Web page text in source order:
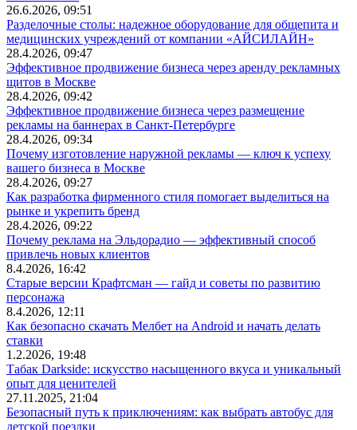
26.6.2026, 09:51
Разделочные столы: надежное оборудование для общепита и
медицинских учреждений от компании «АЙСИЛАЙН»
28.4.2026, 09:47
Эффективное продвижение бизнеса через аренду рекламных
щитов в Москве
28.4.2026, 09:42
Эффективное продвижение бизнеса через размещение
рекламы на баннерах в Санкт-Петербурге
28.4.2026, 09:34
Почему изготовление наружной рекламы — ключ к успеху
вашего бизнеса в Москве
28.4.2026, 09:27
Как разработка фирменного стиля помогает выделиться на
рынке и укрепить бренд
28.4.2026, 09:22
Почему реклама на Эльдорадио — эффективный способ
привлечь новых клиентов
8.4.2026, 16:42
Старые версии Крафтсман — гайд и советы по развитию
персонажа
8.4.2026, 12:11
Как безопасно скачать Мелбет на Android и начать делать
ставки
1.2.2026, 19:48
Табак Darkside: искусство насыщенного вкуса и уникальный
опыт для ценителей
27.11.2025, 21:04
Безопасный путь к приключениям: как выбрать автобус для
детской поездки